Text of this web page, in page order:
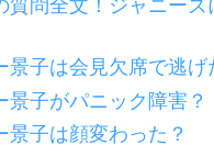
質問全文！ジャニーズ
景子は会見欠席で逃げ
景子がパニック障害？
景子は顔変わった？